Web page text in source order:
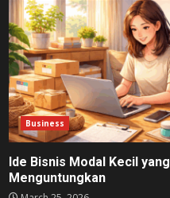
Business
Ide Bisnis Modal Kecil yang
Menguntungkan